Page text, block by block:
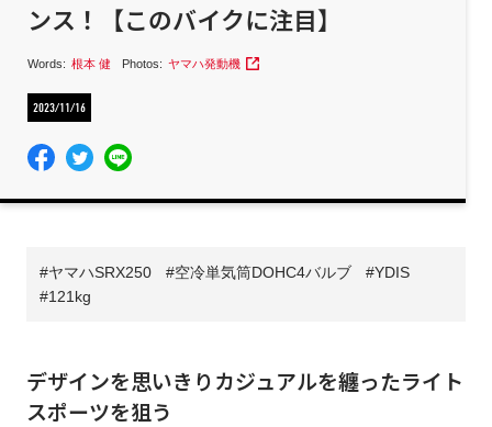
ンス！【このバイクに注目】
Words: 根本 健 Photos: ヤマハ発動機
2023/11/16
ヤマハSRX250 空冷単気筒DOHC4バルブ
YDIS
121kg
デザインを思いきりカジュアルを纏ったライト
スポーツを狙う